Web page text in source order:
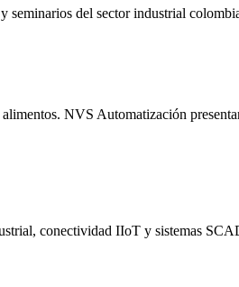
seminarios del sector industrial
NVS Automatización
conectividad IIoT y sistemas